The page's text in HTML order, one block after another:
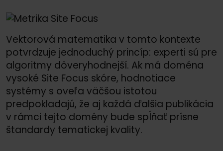
Vektorová matematika v tomto kontexte
potvrdzuje jednoduchý princíp: experti sú pre
algoritmy dôveryhodnejší. Ak má doména
vysoké Site Focus skóre, hodnotiace
systémy s oveľa väčšou istotou
predpokladajú, že aj každá ďalšia publikácia
v rámci tejto domény bude spĺňať prísne
štandardy tematickej kvality.